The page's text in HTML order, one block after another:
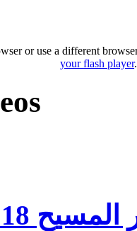
or use a different
your flash player.
18 اغسطس 2017